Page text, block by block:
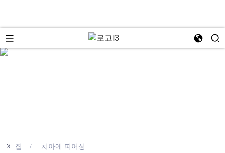
>> 집 치아에 피어싱